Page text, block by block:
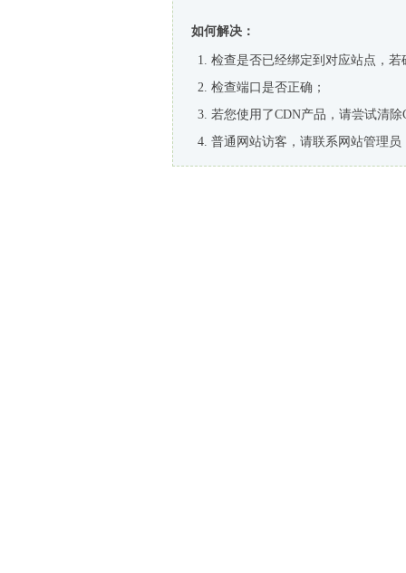
如何解决：
检查是否已经绑定到对应站点，
检查端口是否正确；
若您使用了CDN产品，请尝试清除
普通网站访客，请联系网站管理员